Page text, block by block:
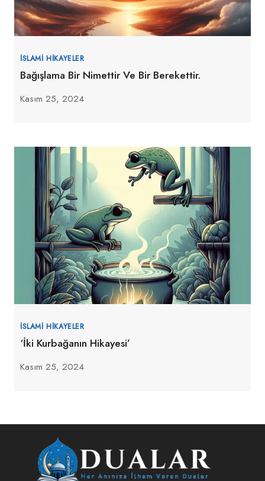
İSLAMI HIKAYELER
Bağışlama Bir Nimettir Ve Bir Berekettir.
Kasım 25, 2024
İSLAMI HIKAYELER
‘İki Kurbağanın Hikayesi’
Kasım 25, 2024